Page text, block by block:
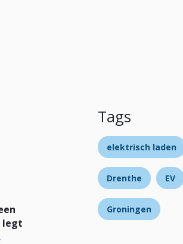
legt
Tags
elektrisch laden
Drenthe EV
Groningen